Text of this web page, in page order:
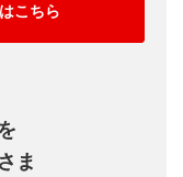
こちら
ま